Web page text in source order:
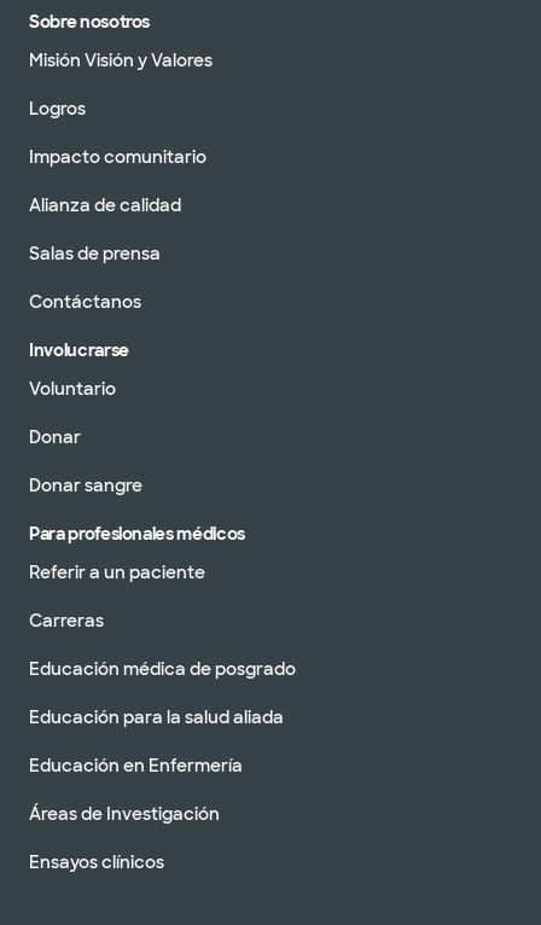
Sobre nosotros
Misión Visión y Valores
Logros
Impacto comunitario
Alianza de calidad
Salas de prensa
Contáctanos
Involucrarse
Voluntario
Donar
Donar sangre
Para profesionales médicos
Referir a un paciente
Carreras
Educación médica de posgrado
Educación para la salud aliada
Educación en Enfermería
Áreas de Investigación
Ensayos clínicos